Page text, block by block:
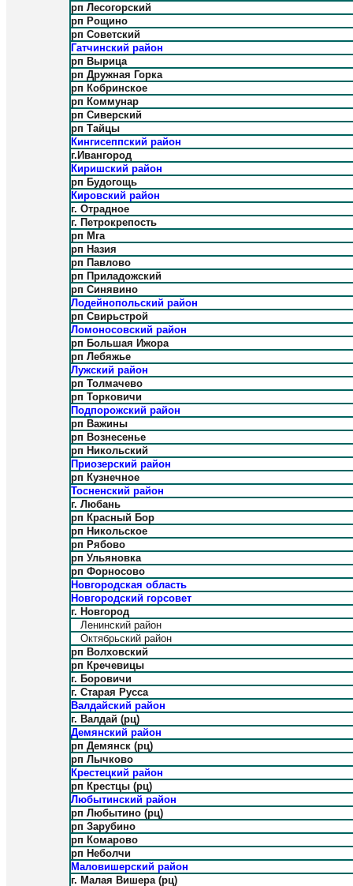
рп Лесогорский
рп Рощино
рп Советский
Гатчинский район
рп Вырица
рп Дружная Горка
рп Кобринское
рп Коммунар
рп Сиверский
рп Тайцы
Кингисеппский район
г.Ивангород
Киришский район
рп Будогощь
Кировский район
г. Отрадное
г. Петрокрепость
рп Мга
рп Назия
рп Павлово
рп Приладожский
рп Синявино
Лодейнопольский район
рп Свирьстрой
Ломоносовский район
рп Большая Ижора
рп Лебяжье
Лужский район
рп Толмачево
рп Торковичи
Подпорожский район
рп Важины
рп Вознесенье
рп Никольский
Приозерский район
рп Кузнечное
Тосненский район
г. Любань
рп Красный Бор
рп Никольское
рп Рябово
рп Ульяновка
рп Форносово
Новгородская область
Новгородский горсовет
г. Новгород
Ленинский район
Октябрьский район
рп Волховский
рп Кречевицы
г. Боровичи
г. Старая Русса
Валдайский район
г. Валдай (рц)
Демянский район
рп Демянск (рц)
рп Лычково
Крестецкий район
рп Крестцы (рц)
Любытинский район
рп Любытино (рц)
рп Зарубино
рп Комарово
рп Неболчи
Маловишерский район
г. Малая Вишера (рц)